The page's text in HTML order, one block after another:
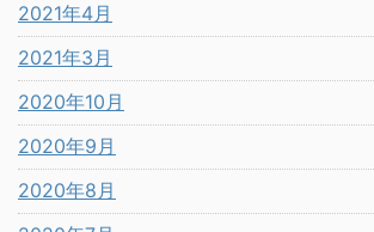
2021年4月
2021年3月
2020年10月
2020年9月
2020年8月